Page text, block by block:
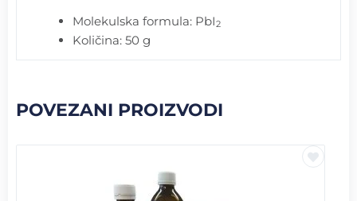
Molekulska formula: PbI2
Količina: 50 g
POVEZANI PROIZVODI